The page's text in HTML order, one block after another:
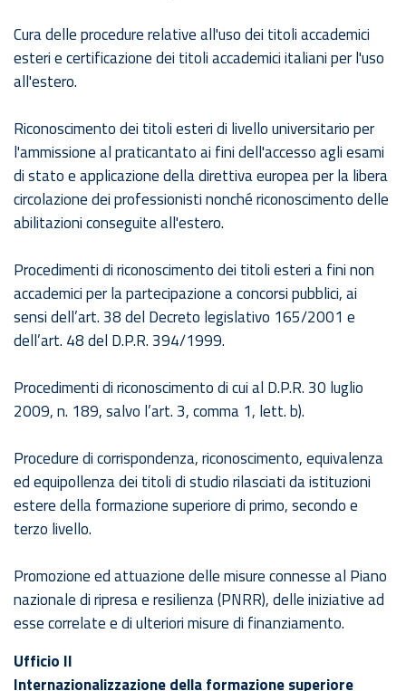
Cura delle procedure relative all'uso dei titoli accademici
esteri e certificazione dei titoli accademici italiani per l'uso
all'estero.
Riconoscimento dei titoli esteri di livello universitario per
l'ammissione al praticantato ai fini dell'accesso agli esami
di stato e applicazione della direttiva europea per la libera
circolazione dei professionisti nonché riconoscimento delle
abilitazioni conseguite all'estero.
Procedimenti di riconoscimento dei titoli esteri a fini non
accademici per la partecipazione a concorsi pubblici, ai
sensi dell’art. 38 del Decreto legislativo 165/2001 e
dell’art. 48 del D.P.R. 394/1999.
Procedimenti di riconoscimento di cui al D.P.R. 30 luglio
2009, n. 189, salvo l’art. 3, comma 1, lett. b).
Procedure di corrispondenza, riconoscimento, equivalenza
ed equipollenza dei titoli di studio rilasciati da istituzioni
estere della formazione superiore di primo, secondo e
terzo livello.
Promozione ed attuazione delle misure connesse al Piano
nazionale di ripresa e resilienza (PNRR), delle iniziative ad
esse correlate e di ulteriori misure di finanziamento.
Ufficio II
Internazionalizzazione della formazione superiore